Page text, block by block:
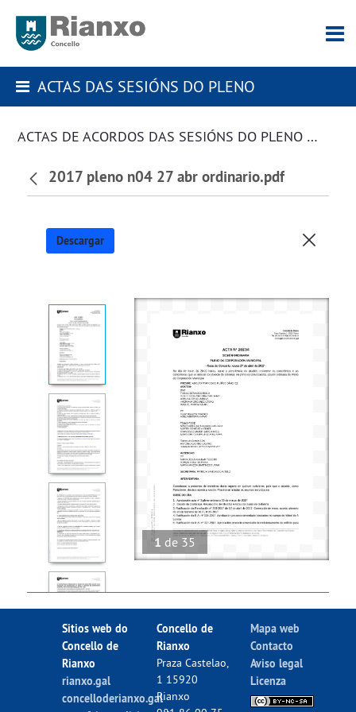
ACTAS DAS SESIÓNS DO PLENO
ACTAS DE ACORDOS DAS SESIÓNS DO PLENO DA CORPORACIÓN
2017 pleno n04 27 abr ordinario.pdf
Descargar
1 de 35
Sitios web do
Concello de
Rianxo
rianxo.gal
concelloderianxo.gal
Concello de
Rianxo
Praza Castelao,
1 15920
Rianxo
Mapa web
Contacto
Aviso legal
Licenza